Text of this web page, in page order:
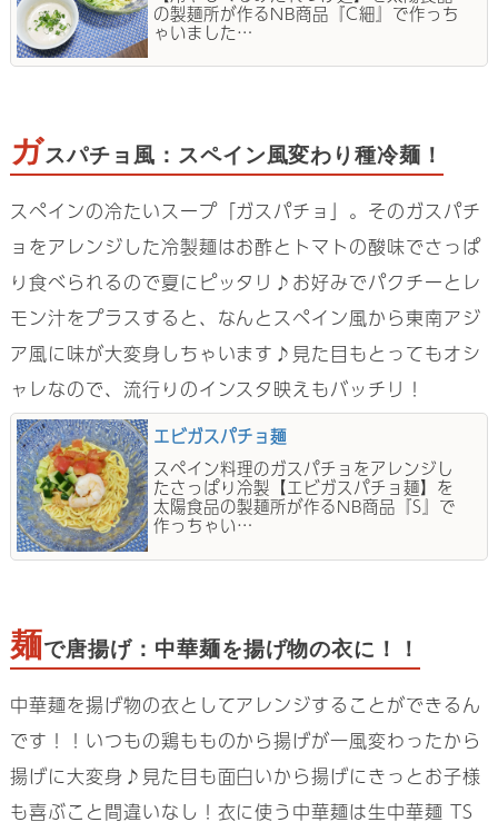
の製麺所が作るNB商品『C細』で作っち
ゃいました…
ガスパチョ風：スペイン風変わり種冷麺！
スペインの冷たいスープ「ガスパチョ」。そのガスパチ
ョをアレンジした冷製麺はお酢とトマトの酸味でさっぱ
り食べられるので夏にピッタリ♪お好みでパクチーとレ
モン汁をプラスすると、なんとスペイン風から東南アジ
ア風に味が大変身しちゃいます♪見た目もとってもオシ
ャレなので、流行りのインスタ映えもバッチリ！
エビガスパチョ麺
スペイン料理のガスパチョをアレンジし
たさっぱり冷製【エビガスパチョ麺】を
太陽食品の製麺所が作るNB商品『S』で
作っちゃい…
麺で唐揚げ：中華麺を揚げ物の衣に！！
中華麺を揚げ物の衣としてアレンジすることができるん
です！！いつもの鶏もものから揚げが一風変わったから
揚げに大変身♪見た目も面白いから揚げにきっとお子様
も喜ぶこと間違いなし！衣に使う中華麺は生中華麺 TS